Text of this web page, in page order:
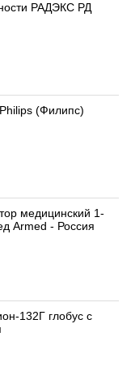
РАДЭКС РД
(Филипс)
медицинский 1-
Armed - Россия
132Г глобус с